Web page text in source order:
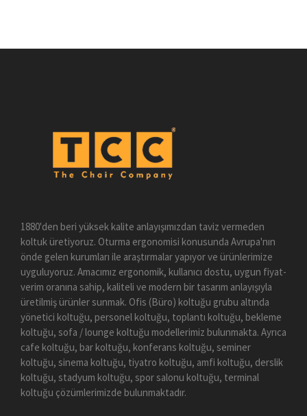
1880'den beri yüksek kalite anlayışımızdan taviz vermeden
koltuk üretiyoruz. Oturma ergonomisi konusunda Avrupa'nın
önde gelen kurumları ile araştırmalar yapıyor ve ürünlerimize
uyguluyoruz. Amacımız ergonomik, kullanıcı dostu, uygun fiyat-
verim oranına sahip, kaliteli ve modern bir tasarım anlayışıyla
üretilmiş ürünler sunmak. Ofis (Büro) koltuğu grubu altında
yönetici koltuğu, personel koltuğu, toplantı koltuğu, bekleme
koltuğu, sofa / lounge koltuğu modellerimiz bulunmakta. Ayrıca
cafe koltuğu, bar koltuğu, konferans koltuğu, seminer
koltuğu, sinema koltuğu, tiyatro koltuğu, amfi koltuğu, derslik
koltuğu, stadyum koltuğu, spor salonu koltuğu, terminal
koltuğu çözümlerimizde bulunmaktadır.